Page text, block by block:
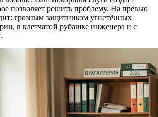
позволяет решить проблему. На превью
грозным защитником угнетённых
в клетчатой рубашке инженера и с